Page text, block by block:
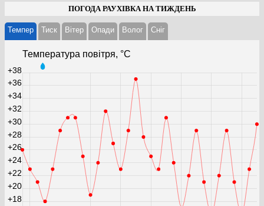
ПОГОДА РАУХІВКА НА ТИЖДЕНЬ
Темпер Тиск Вітер Опади Волог Cніг
Температура повітря, °С
+18
+20
+22
+24
+26
+28
+30
+32
+34
+36
+38